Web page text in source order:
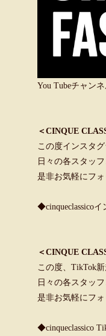
You Tubeチャン
＜CINQUE
この度インスタ
日々の各スタッ
是非お気軽にフ
◆cinqueclassicoイ
＜CINQUE
この度、TikTok
日々の各スタッ
是非お気軽にフ
◆cinqueclassico